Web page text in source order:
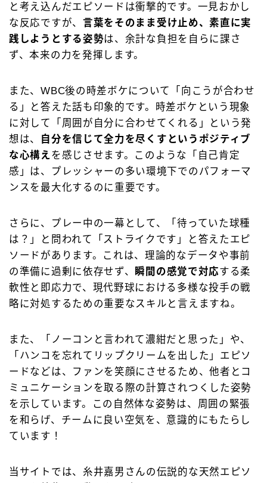
と考え込んだエピソードは衝撃的です。一見おかし
な反応ですが、 言葉をそのまま受け止め、素直に実
践しようとする姿勢は、余計な負担を自らに課さ
ず、本来の力を発揮します。
また、WBC後の時差ボケについて「向こうが合わせ
る」と答えた話も印象的です。時差ボケという現象
に対して「周囲が自分に合わせてくれる」という発
想は、
自分を信じて全力を尽くすというポジティブ
な心構え を感じさせます。このような「自己肯定
感」は、プレッシャーの多い環境下でのパフォーマ
ンスを最大化するのに重要です。
さらに、プレー中の一幕として、「待っていた球種
は？」と問われて「ストライクです」と答えたエピ
ソードがあります。これは、理論的なデータや事前
の準備に過剰に依存せず、 瞬間の感覚で対応する柔
軟性と即応力で、現代野球における多様な投手の戦
略に対処するための重要なスキルと言えますね。
また、「ノーコンと言われて濃紺だと思った」や、
「ハンコを忘れてリップクリームを出した」エピソ
ードなどは、ファンを笑顔にさせるため、他者とコ
ミュニケーションを取る際の計算されつくした姿勢
を示しています。この自然体な姿勢は、周囲の緊張
を和らげ、チームに良い空気を、意識的にもたらし
ています！
当サイトでは、糸井嘉男さんの伝説的な天然エピソ